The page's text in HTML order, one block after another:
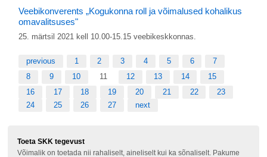
Veebikonverents „Kogukonna roll ja võimalused kohalikus
omavalitsuses"
25. märtsil 2021 kell 10.00-15.15 veebikeskkonnas.
previous 1 2 3 4 5 6
7
8
9 10 11 12 13 14
15
16
17 18 19 20 21 22
23
24
25 26 27 next
Toeta SKK tegevust
Võimalik on toetada nii rahaliselt, aineliselt kui ka sõnaliselt. Pakume